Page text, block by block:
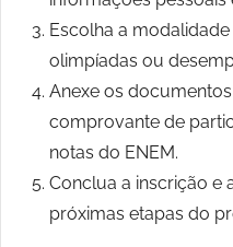
Escolha a
olimpíadas ou
Anexe os
comprovante de
notas do ENEM.
Conclua a inscrição e
próximas etapas do